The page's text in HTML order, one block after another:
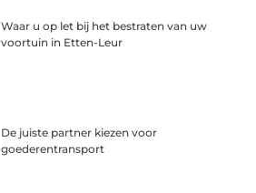
Waar u op let bij het bestraten van uw
voortuin in Etten-Leur
De juiste partner kiezen voor
goederentransport